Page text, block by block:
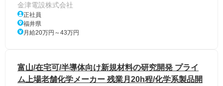
金津電設株式会社
正社員
福井県
月給20万円～43万円
富山/在宅可/半導体向け新規材料の研究開発 プライ
ム上場老舗化学メーカー 残業月20h程/化学系製品開